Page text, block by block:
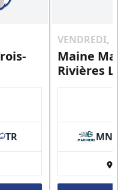
TR
VENDREDI,
Maine
Rivières
MNE